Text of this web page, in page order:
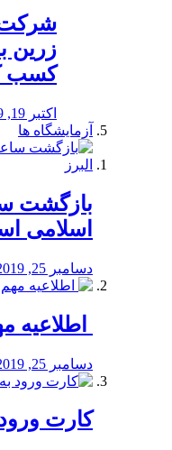
شرکت
زرین
کسب
اکتبر 19, 2019
آزمایشگاه ها
بازگشت
اسلامی
دسامبر 25, 2019
اطلاعیه
دسامبر 25, 2019
کارت